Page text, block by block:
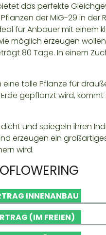
das perfekte
der MiG-29 in der
für Anbauer mit einem
möglich erzeugen
80 Tage. In einem
tolle Pflanze für
gepflanzt wird, kommt
und spiegeln ihren
erzeugen ein
wird.
INNENANBAU
(IM FREIEN)